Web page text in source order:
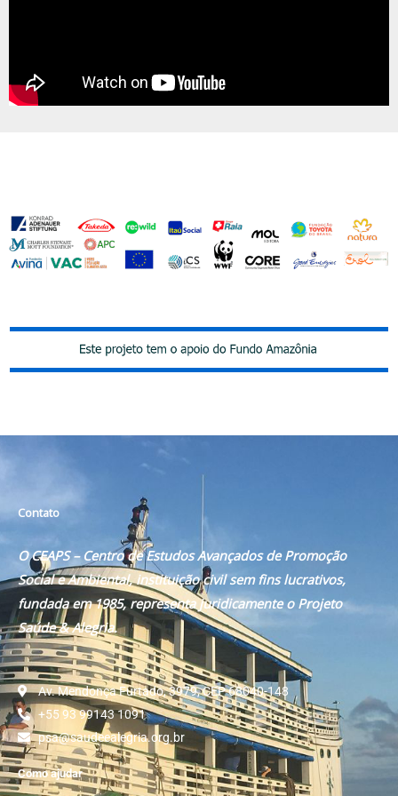
Contato
O CEAPS – Centro de Estudos Avançados de Promoção
Social e Ambiental, instituição civil sem fins lucrativos,
fundada em 1985, representa juridicamente o Projeto
Saúde & Alegria.
Av. Mendonça Furtado, 3979, CEP 68040-148
+55 93 99143 1091
psa@saudeealegria.org.br
Como ajudar